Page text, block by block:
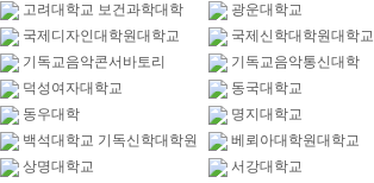
고려대학교 보건과학대학
광운대학교
국제디자인대학원대학교
국제신학대학원대학교
기독교음악콘서바토리
기독교음악통신대학
덕성여자대학교
동국대학교
동우대학
명지대학교
백석대학교 기독신학대학원
베뢰아대학원대학교
상명대학교
서강대학교